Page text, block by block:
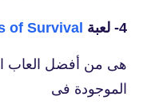
4- لعبة of Survival
هى من أفضل العاب
الموجودة فى